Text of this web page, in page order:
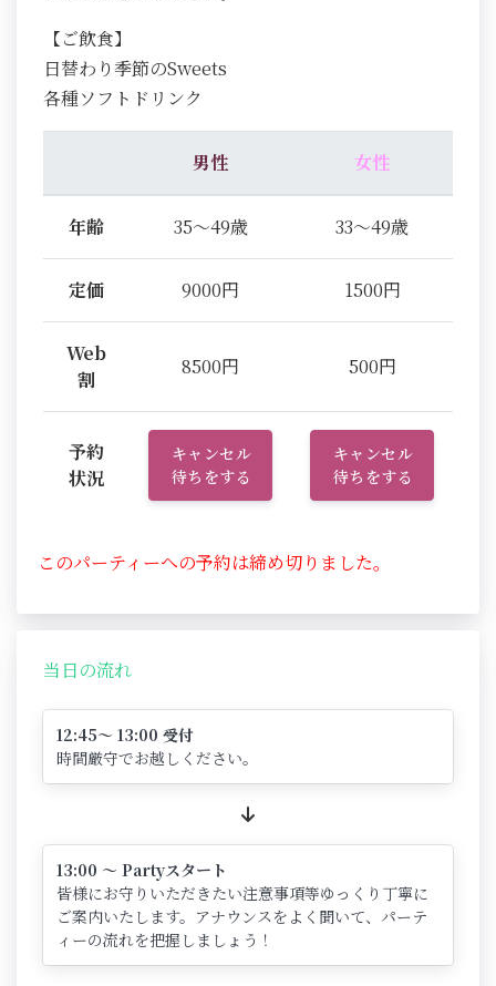
【ご飲食】
日替わり季節のSweets
各種ソフトドリンク
男性 女性
年齢 35～49歳 33～49歳
定価 9000円 1500円
Web
割
8500円 500円
予約
状況
キャンセル
待ちをする
キャンセル
待ちをする
このパーティーへの予約は締め切りました。
当日の流れ
12:45～ 13:00 受付
時間厳守でお越しください。
13:00 ～ Partyスタート
皆様にお守りいただきたい注意事項等ゆっくり丁寧に
ご案内いたします。アナウンスをよく聞いて、パーテ
ィーの流れを把握しましょう！